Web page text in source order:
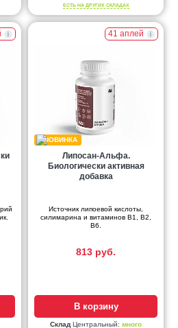
ЕСТЬ НА ДРУГИХ СКЛАДАХ
41 аплей
Липосан-Альфа.
Биологически активная
добавка
Источник липоевой кислоты,
силимарина и витаминов В1, В2,
В6.
813 руб.
В корзину
Склад Центральный: много